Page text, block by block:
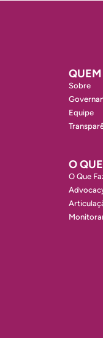
Sobre
Equipe
O
O Que